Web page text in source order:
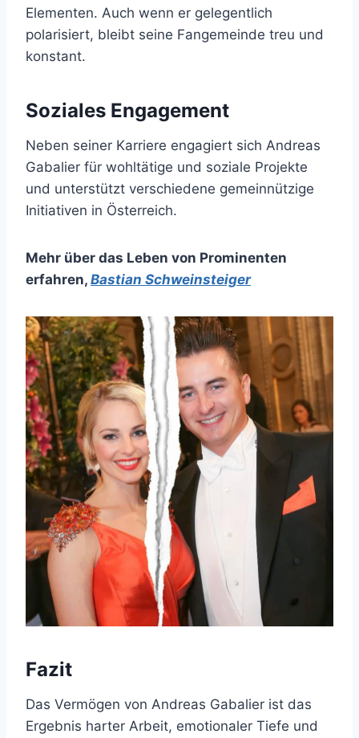
Elementen. Auch wenn er gelegentlich
polarisiert, bleibt seine Fangemeinde treu und
konstant.
Soziales Engagement
Neben seiner Karriere engagiert sich Andreas
Gabalier für wohltätige und soziale Projekte
und unterstützt verschiedene gemeinnützige
Initiativen in Österreich.
Mehr über das Leben von Prominenten
erfahren, Bastian Schweinsteiger
Fazit
Das Vermögen von Andreas Gabalier ist das
Ergebnis harter Arbeit, emotionaler Tiefe und